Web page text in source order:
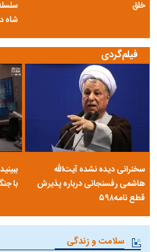
خلق
شاه
فیلم‌گردی
سخنرانی دیده نشده آیت‌الله
هاشمی رفسنجانی درباره پذیرش
قطع نامه۵۹۸
با
سلامت و زندگی